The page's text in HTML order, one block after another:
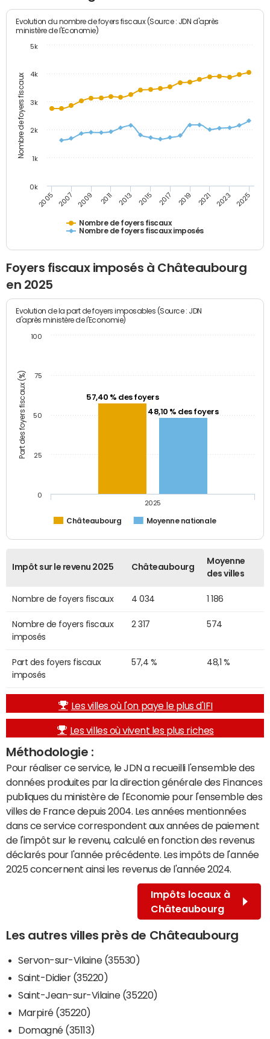
Nombre de foyers fiscaux
Evolution du nombre de foyers fiscaux (Source : JDN d'après
ministère de l'Economie)
Nombre de foyers fiscaux
Nombre de foyers fiscaux imposés
2005 2007 2009 2011 2013 2015 2017 2019 2021 2023 2025
0k
1k
2k
3k
4k
5k
Foyers fiscaux imposés à Châteaubourg
en 2025
Part des foyers fiscaux (%)
Evolution de la part de foyers imposables (Source : JDN
d'après ministère de l'Economie)
57,40 % des foyers
48,10 % des foyers
Châteaubourg Moyenne nationale
2025
0
25
50
75
100
Impôt sur le revenu 2025 Châteaubourg
Moyenne
des villes
Nombre de foyers fiscaux 4 034 1 186
Nombre de foyers fiscaux
imposés
2 317 574
Part des foyers fiscaux
imposés
57,4 % 48,1 %
Les villes où l'on paye le plus d'IFI
Les villes où vivent les plus riches
Méthodologie :
Pour réaliser ce service, le JDN a recueilli l'ensemble des
données produites par la direction générale des Finances
publiques du ministère de l'Economie pour l'ensemble des
villes de France depuis 2004. Les années mentionnées
dans ce service correspondent aux années de paiement
de l'impôt sur le revenu, calculé en fonction des revenus
déclarés pour l'année précédente. Les impôts de l'année
2025 concernent ainsi les revenus de l'année 2024.
Impôts locaux à
Châteaubourg
Les autres villes près de Châteaubourg
Servon-sur-Vilaine (35530)
Saint-Didier (35220)
Saint-Jean-sur-Vilaine (35220)
Marpiré (35220)
Domagné (35113)